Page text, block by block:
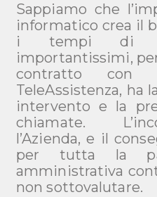
Sappiamo che
informatico crea il
i tempi di
importantissimi,
contratto con
TeleAssistenza, ha
intervento e la
chiamate.
l’Azienda, e il
per tutta la
amministrativa
non sottovalutare.